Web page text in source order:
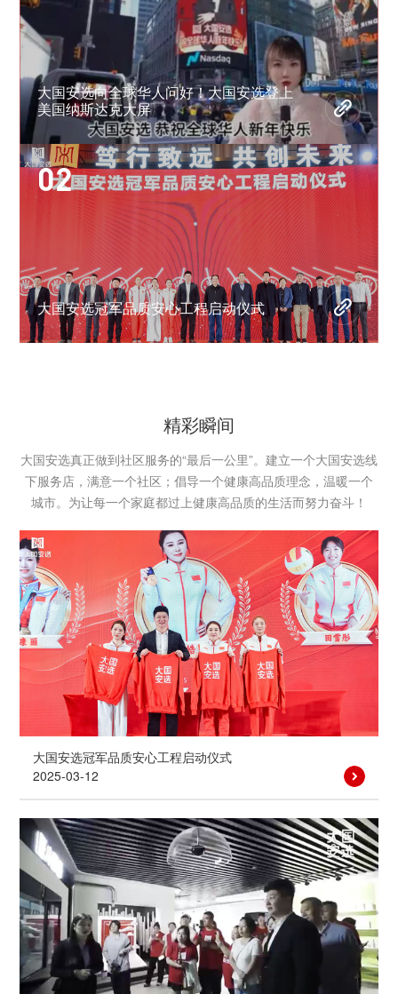
大国安选向全球华人问好！大国安选登上
美国纳斯达克大屏
02
大国安选冠军品质安心工程启动仪式
精彩瞬间
大国安选真正做到社区服务的“最后一公里”。建立一个大国安选线
下服务店，满意一个社区；倡导一个健康高品质理念，温暖一个
城市。为让每一个家庭都过上健康高品质的生活而努力奋斗！
大国安选冠军品质安心工程启动仪式
2025-03-12